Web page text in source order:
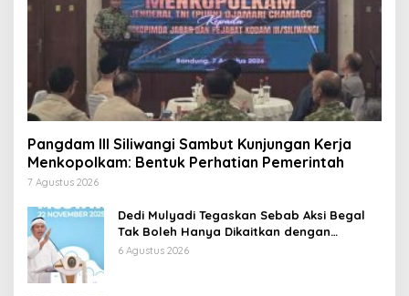
Pangdam III Siliwangi Sambut Kunjungan Kerja
Menkopolkam: Bentuk Perhatian Pemerintah
7 Agustus 2026
Dedi Mulyadi Tegaskan Sebab Aksi Begal
Tak Boleh Hanya Dikaitkan dengan
Ekonomi
6 Agustus 2026